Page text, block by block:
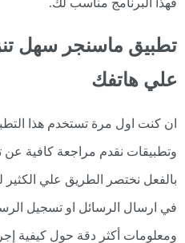
تطبيق ماسنجر سهل
علي هاتفك
ان كنت اول مرة تستخدم هذا
وتطبيقات نقدم مراجعة كافية عن
بالفعل نختصر الطريق علي الكثير
في ارسال الرسائل او تسجيل
ومعلومات أكثر دقة حول كيفية